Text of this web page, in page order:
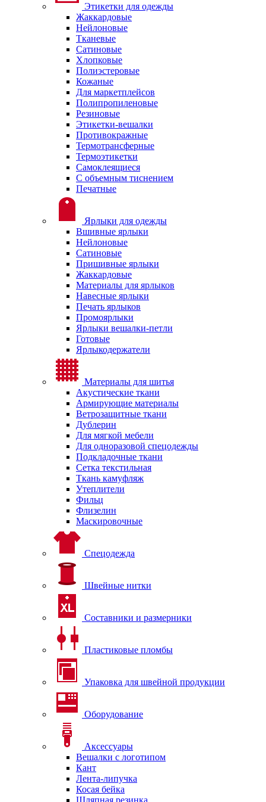
Этикетки для одежды
Жаккардовые
Нейлоновые
Тканевые
Сатиновые
Хлопковые
Полиэстеровые
Кожаные
Для маркетплейсов
Полипропиленовые
Резиновые
Этикетки-вешалки
Противокражные
Термотрансферные
Термоэтикетки
Самоклеящиеся
С объемным тиснением
Печатные
Ярлыки для одежды
Вшивные ярлыки
Нейлоновые
Сатиновые
Пришивные ярлыки
Жаккардовые
Материалы для ярлыков
Навесные ярлыки
Печать ярлыков
Промоярлыки
Ярлыки вешалки-петли
Готовые
Ярлыкодержатели
Материалы для шитья
Акустические ткани
Армирующие материалы
Ветрозащитные ткани
Дублерин
Для мягкой мебели
Для одноразовой спецодежды
Подкладочные ткани
Сетка текстильная
Ткань камуфляж
Утеплители
Фильц
Флизелин
Маскировочные
Спецодежда
Швейные нитки
Составники и размерники
Пластиковые пломбы
Упаковка для швейной продукции
Оборудование
Аксессуары
Вешалки с логотипом
Кант
Лента-липучка
Косая бейка
Шляпная резинка